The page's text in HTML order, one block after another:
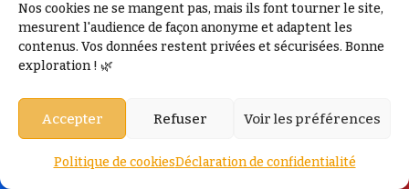
Nos cookies ne se mangent pas, mais ils font tourner le site,
mesurent l'audience de façon anonyme et adaptent les
contenus. Vos données restent privées et sécurisées. Bonne
exploration ! 🌿
Accepter Refuser Voir les préférences
Politique de cookiesDéclaration de confidentialité
peuvent être obtenues,
Décrire
les conséquences probables
caractère
responsable du traitement propose